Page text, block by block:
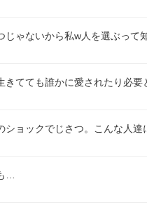
ゃないから私w人を選ぶって
てても誰かに愛されたり必要
ョックでじさつ。こんな人達
…